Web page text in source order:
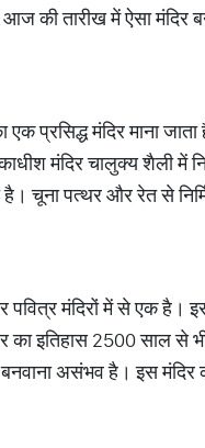
की तारीख में ऐसा मंदिर
प्रसिद्ध मंदिर माना
मंदिर चालुक्य शैली में
चूना पत्थर और रेत से
मंदिरों में से एक है। इस
का इतिहास 2500 साल से भी
बनवाना असंभव है। इस